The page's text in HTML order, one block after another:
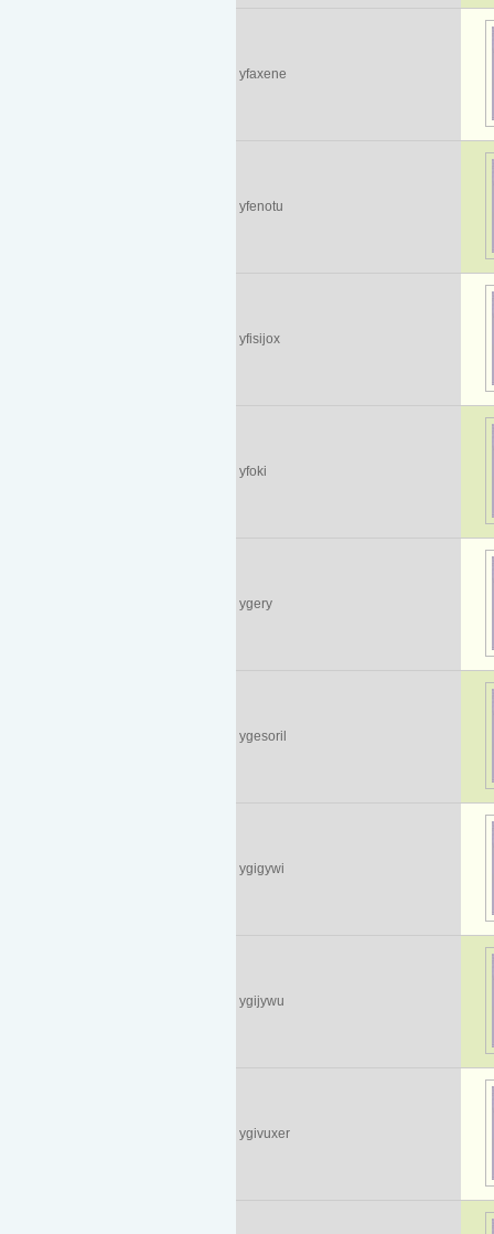
yfaxene
yfenotu
yfisijox
yfoki
ygery
ygesoril
ygigywi
ygijywu
ygivuxer